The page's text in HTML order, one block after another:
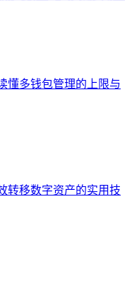
懂多钱包管理的上限与
转移数字资产的实用技